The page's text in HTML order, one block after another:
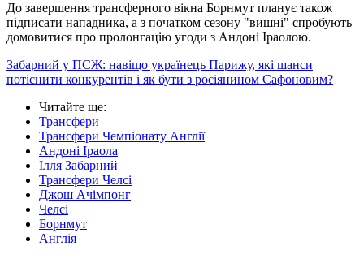
До завершення трансферного вікна Борнмут планує також
підписати нападника, а з початком сезону "вишні" спробують
домовитися про пролонгацію угоди з Андоні Іраолою.
Забарний у ПСЖ: навіщо українець Парижу, які шанси
потіснити конкурентів і як бути з росіянином Сафоновим?
Читайте ще:
Трансфери
Трансфери Чемпіонату Англії
Андоні Іраола
Ілля Забарний
Трансфери Челсі
Джош Ачімпонг
Челсі
Борнмут
Англія